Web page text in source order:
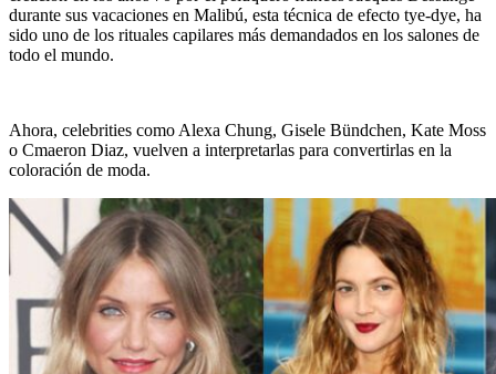
durante sus vacaciones en Malibú, esta técnica de efecto tye-dye, ha
sido uno de los rituales capilares más demandados en los salones de
todo el mundo.
Ahora, celebrities como Alexa Chung, Gisele Bündchen, Kate Moss
o Cmaeron Diaz, vuelven a interpretarlas para convertirlas en la
coloración de moda.